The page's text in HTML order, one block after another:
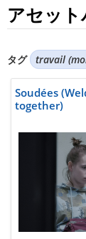
アセッ
タグ travail
Soudées
together)